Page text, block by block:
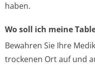
haben.
Wo soll ich meine
Bewahren Sie Ihre
trockenen Ort auf und